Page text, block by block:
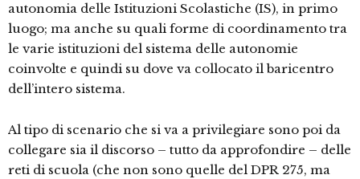
autonomia delle Istituzioni Scolastiche (IS), in primo
luogo; ma anche su quali forme di coordinamento tra
le varie istituzioni del sistema delle autonomie
coinvolte e quindi su dove va collocato il baricentro
dell’intero sistema.
Al tipo di scenario che si va a privilegiare sono poi da
collegare sia il discorso – tutto da approfondire – delle
reti di scuola (che non sono quelle del DPR 275, ma